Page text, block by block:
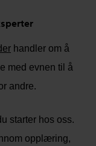
handler om å
med evnen til å
andre.
starter hos oss.
opplæring,